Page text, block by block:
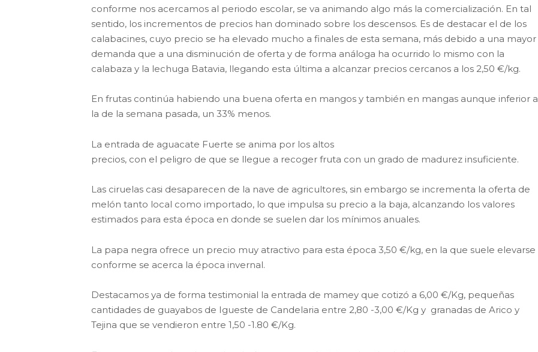
conforme nos acercamos al periodo escolar, se va animando algo más la comercialización. En tal
sentido, los incrementos de precios han dominado sobre los descensos. Es de destacar el de los
calabacines, cuyo precio se ha elevado mucho a finales de esta semana, más debido a una mayor
demanda que a una disminución de oferta y de forma análoga ha ocurrido lo mismo con la
calabaza y la lechuga Batavia, llegando esta última a alcanzar precios cercanos a los 2,50 €/kg.
En frutas continúa habiendo una buena oferta en mangos y también en mangas aunque inferior a
la de la semana pasada, un 33% menos.
La entrada de aguacate Fuerte se anima por los altos
precios, con el peligro de que se llegue a recoger fruta con un grado de madurez insuficiente.
Las ciruelas casi desaparecen de la nave de agricultores, sin embargo se incrementa la oferta de
melón tanto local como importado, lo que impulsa su precio a la baja, alcanzando los valores
estimados para esta época en donde se suelen dar los mínimos anuales.
La papa negra ofrece un precio muy atractivo para esta época 3,50 €/kg, en la que suele elevarse
conforme se acerca la época invernal.
Destacamos ya de forma testimonial la entrada de mamey que cotizó a 6,00 €/Kg, pequeñas
cantidades de guayabos de Igueste de Candelaria entre 2,80 -3,00 €/Kg y granadas de Arico y
Tejina que se vendieron entre 1,50 -1.80 €/Kg.